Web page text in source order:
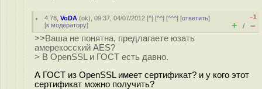
4.78 ,VoDA (ok), 09:37, 04/07/2012 [^] [^^] [^^^] [ответить]
[к модератору]
–1
+ / –
>>Ваша не понятна, предлагаете юзать
амерекосский AES?
> В OpenSSL и ГОСТ есть давно.
А ГОСТ из OpenSSL имеет сертификат? и у кого этот
сертификат можно получить?